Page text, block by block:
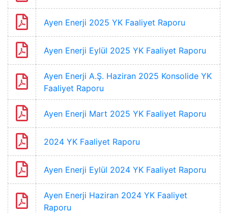
Ayen Enerji 2025 YK Faaliyet Raporu
Ayen Enerji Eylül 2025 YK Faaliyet Raporu
Ayen Enerji A.Ş. Haziran 2025 Konsolide YK
Faaliyet Raporu
Ayen Enerji Mart 2025 YK Faaliyet Raporu
2024 YK Faaliyet Raporu
Ayen Enerji Eylül 2024 YK Faaliyet Raporu
Ayen Enerji Haziran 2024 YK Faaliyet
Raporu